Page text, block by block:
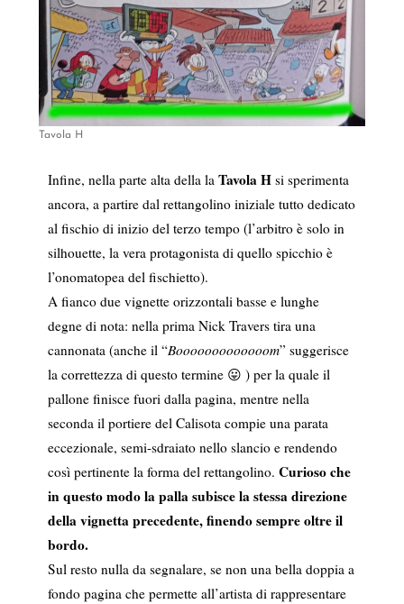
Tavola H
Infine, nella parte alta della la Tavola Hsi sperimenta
ancora, a partire dal rettangolino iniziale tutto dedicato
al fischio di inizio del terzo tempo (l’arbitro è solo in
silhouette, la vera protagonista di quello spicchio è
l’onomatopea del fischietto).
A fianco due vignette orizzontali basse e lunghe
degne di nota: nella prima Nick Travers tira una
cannonata (anche il “Booooooooooooom” suggerisce
la correttezza di questo termine 😛 ) per la quale il
pallone finisce fuori dalla pagina, mentre nella
seconda il portiere del Calisota compie una parata
eccezionale, semi-sdraiato nello slancio e rendendo
così pertinente la forma del rettangolino. Curioso che
in questo modo la palla subisce la stessa direzione
della vignetta precedente, finendo sempre oltre il
bordo.
Sul resto nulla da segnalare, se non una bella doppia a
fondo pagina che permette all’artista di rappresentare